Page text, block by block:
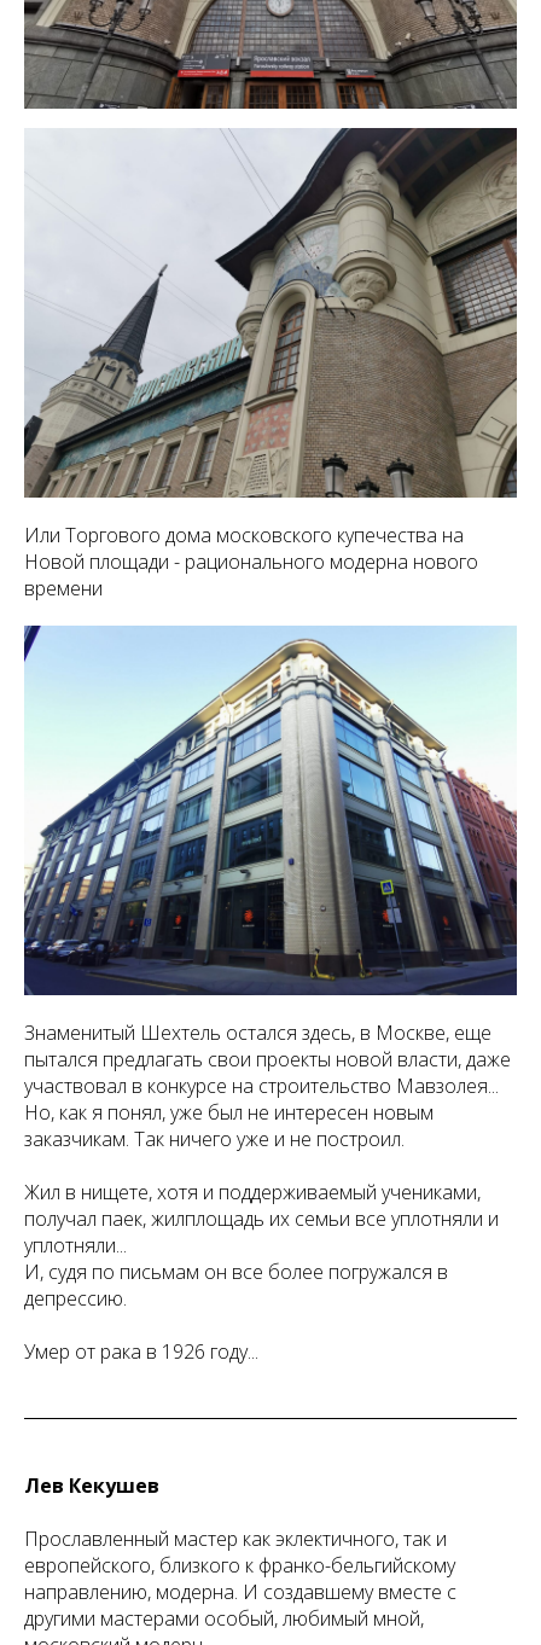
Или Торгового дома московского купечества на
Новой площади - рационального модерна нового
времени
Знаменитый Шехтель остался здесь, в Москве, еще
пытался предлагать свои проекты новой власти, даже
участвовал в конкурсе на строительство Мавзолея...
Но, как я понял, уже был не интересен новым
заказчикам. Так ничего уже и не построил.
Жил в нищете, хотя и поддерживаемый учениками,
получал паек, жилплощадь их семьи все уплотняли и
уплотняли...
И, судя по письмам он все более погружался в
депрессию.
Умер от рака в 1926 году...
Лев Кекушев
Прославленный мастер как эклектичного, так и
европейского, близкого к франко-бельгийскому
направлению, модерна. И создавшему вместе с
другими мастерами особый, любимый мной,